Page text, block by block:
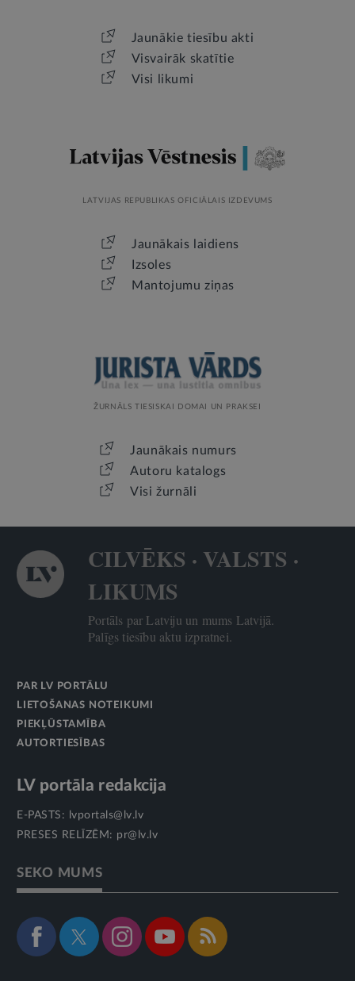
Jaunākie tiesību akti
Visvairāk skatītie
Visi likumi
LATVIJAS REPUBLIKAS OFICIĀLAIS IZDEVUMS
Jaunākais laidiens
Izsoles
Mantojumu ziņas
ŽURNĀLS TIESISKAI DOMAI UN PRAKSEI
Jaunākais numurs
Autoru katalogs
Visi žurnāli
CILVĒKS · VALSTS ·
LIKUMS
Portāls par Latviju un mums Latvijā.
Palīgs tiesību aktu izpratnei.
PAR LV PORTĀLU
LIETOŠANAS NOTEIKUMI
PIEKĻŪSTAMĪBA
AUTORTIESĪBAS
LV portāla redakcija
E-PASTS:
lvportals@lv.lv
PRESES RELĪZĒM: pr@lv.lv
SEKO MUMS